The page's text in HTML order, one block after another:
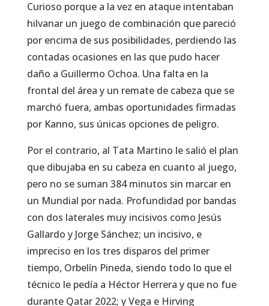
Curioso porque a la vez en ataque intentaban
hilvanar un juego de combinación que pareció
por encima de sus posibilidades, perdiendo las
contadas ocasiones en las que pudo hacer
daño a Guillermo Ochoa. Una falta en la
frontal del área y un remate de cabeza que se
marchó fuera, ambas oportunidades firmadas
por Kanno, sus únicas opciones de peligro.
Por el contrario, al Tata Martino le salió el plan
que dibujaba en su cabeza en cuanto al juego,
pero no se suman 384 minutos sin marcar en
un Mundial por nada. Profundidad por bandas
con dos laterales muy incisivos como Jesús
Gallardo y Jorge Sánchez; un incisivo, e
impreciso en los tres disparos del primer
tiempo, Orbelín Pineda, siendo todo lo que el
técnico le pedía a Héctor Herrera y que no fue
durante Qatar 2022; y Vega e Hirving